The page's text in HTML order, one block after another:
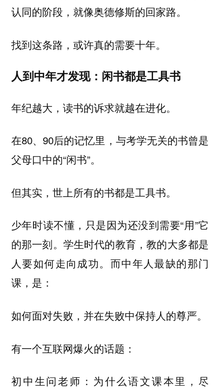
认同的阶段，就像奥德修斯的回家路。
找到这条路，或许真的需要十年。
人到中年才发现：闲书都是工具书
年纪越大，读书的诉求就越在进化。
在80、90后的记忆里，与考学无关的书曾是
父母口中的“闲书”。
但其实，世上所有的书都是工具书。
少年时读不懂，只是因为还没到需要“用”它
的那一刻。学生时代的教育，教的大多都是
人要如何走向成功。而中年人最缺的那门
课，是：
如何面对失败，并在失败中保持人的尊严。
有一个互联网爆火的话题：
初中生问老师：为什么语文课本里，尽